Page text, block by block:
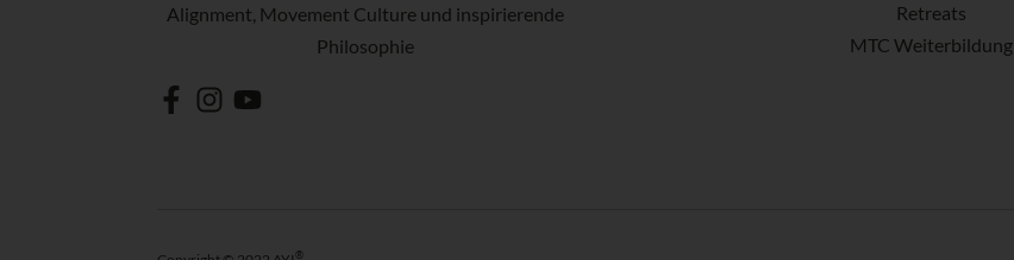
Alignment, Movement Culture und inspirierende
Philosophie
Retreats
MTC Weiterbildung
®